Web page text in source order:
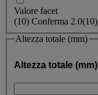
Valore facet
(10) Conferma 2.0(10)
Altezza totale (mm)
Altezza totale (mm)